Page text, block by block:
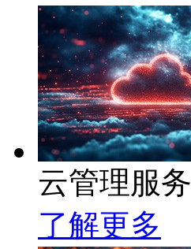
云管理服务
了解更多